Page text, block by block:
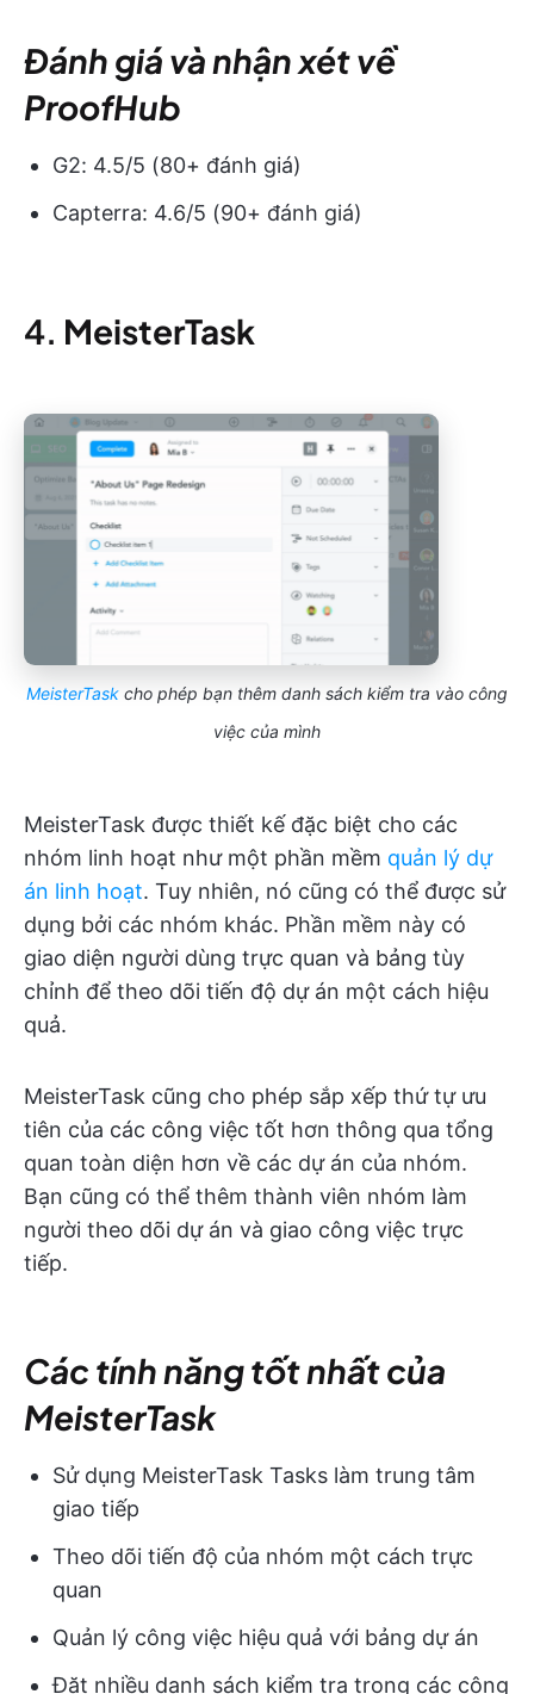
Đánh giá và nhận xét về
ProofHub
G2: 4.5/5 (80+ đánh giá)
Capterra: 4.6/5 (90+ đánh giá)
4. MeisterTask
MeisterTask cho phép bạn thêm danh sách kiểm tra vào công
việc của mình
MeisterTask được thiết kế đặc biệt cho các
nhóm linh hoạt như một phần mềm quản lý dự
án linh hoạt. Tuy nhiên, nó cũng có thể được sử
dụng bởi các nhóm khác. Phần mềm này có
giao diện người dùng trực quan và bảng tùy
chỉnh để theo dõi tiến độ dự án một cách hiệu
quả.
MeisterTask cũng cho phép sắp xếp thứ tự ưu
tiên của các công việc tốt hơn thông qua tổng
quan toàn diện hơn về các dự án của nhóm.
Bạn cũng có thể thêm thành viên nhóm làm
người theo dõi dự án và giao công việc trực
tiếp.
Các tính năng tốt nhất của
MeisterTask
Sử dụng MeisterTask Tasks làm trung tâm
giao tiếp
Theo dõi tiến độ của nhóm một cách trực
quan
Quản lý công việc hiệu quả với bảng dự án
Đặt nhiều danh sách kiểm tra trong các công